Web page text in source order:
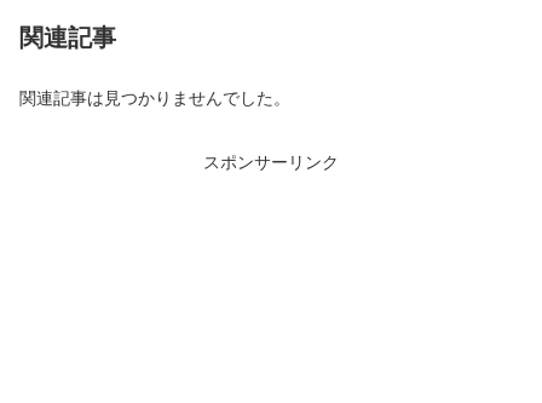
関連記事
関連記事は見つかりませんでした。
スポンサーリンク